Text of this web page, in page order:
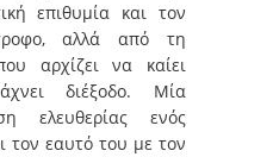
επιθυμία και τον
αλλά από τη
αρχίζει να καίει
διέξοδο. Μία
ελευθερίας ενός
τον εαυτό του με τον